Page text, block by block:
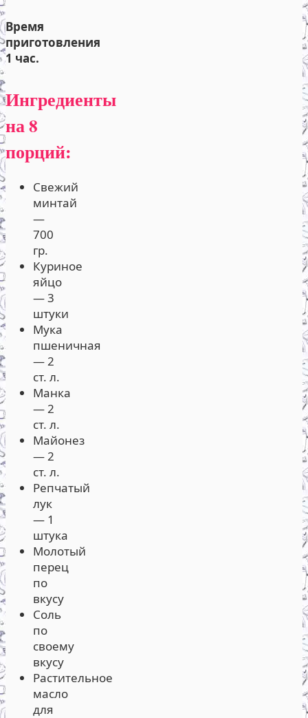
Время
приготовления
1 час.
Ингредиенты
на 8
порций:
Свежий
минтай
—
700
гр.
Куриное
яйцо
— 3
штуки
Мука
пшеничная
— 2
ст. л.
Манка
— 2
ст. л.
Майонез
— 2
ст. л.
Репчатый
лук
— 1
штука
Молотый
перец
по
вкусу
Соль
по
своему
вкусу
Растительное
масло
для